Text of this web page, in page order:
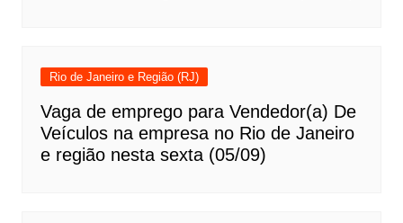
Rio de Janeiro e Região (RJ)
Vaga de emprego para Vendedor(a) De
Veículos na empresa no Rio de Janeiro
e região nesta sexta (05/09)